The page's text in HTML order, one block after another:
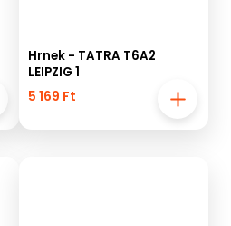
Hrnek - TATRA T6A2
LEIPZIG 1
5 169 Ft